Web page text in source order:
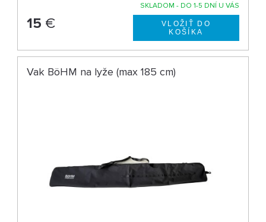
SKLADOM - DO 1-5 DNÍ U VÁS
15 €
Vak BöHM na lyže (max 185 cm)